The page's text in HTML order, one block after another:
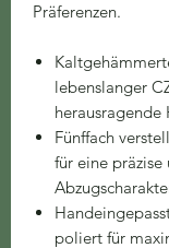
Präferenzen.
lebenslanger
Fünffach
für eine
poliert für